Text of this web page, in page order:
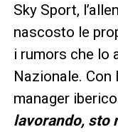
Sky Sport,
nascosto le
i rumors che lo
Nazionale. Con
manager
lavorando, sto